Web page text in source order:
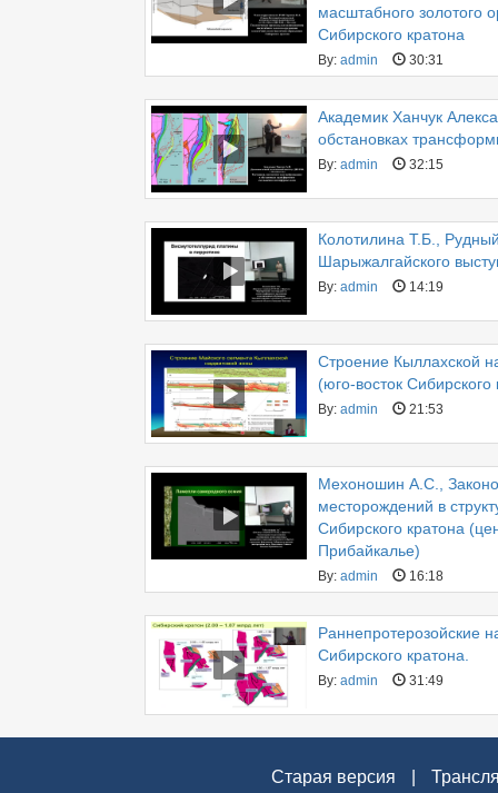
масштабного золотого
Сибирского кратона
By: admin 30:31
Академик Ханчук
обстановках
By: admin 32:15
Колотилина Т.Б.,
Шарыжалгайского
By: admin 14:19
Строение Кыллахской
(юго-восток Сибирского
By: admin 21:53
Мехоношин А.С.,
месторождений в
Сибирского кратона
Прибайкалье)
By: admin 16:18
Раннепротерозойские
Сибирского кратона.
By: admin 31:49
Старая версия